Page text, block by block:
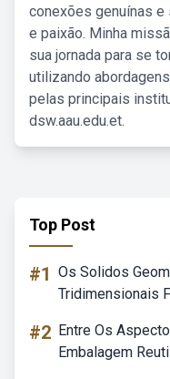
conexões genuínas
e paixão. Minha
sua jornada para se
utilizando
pelas principais
dsw.aau.edu.et.
Top Post
#1 Os Solidos
Tridimensionais
#2 Entre Os
Embalagem